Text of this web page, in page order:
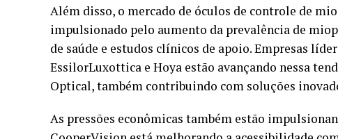
Além disso, o mercado de óculos de controle de
impulsionado pelo aumento da prevalência de
de saúde e estudos clínicos de apoio. Empresas
EssilorLuxottica e Hoya estão avançando nessa
Optical, também contribuindo com soluções
As pressões econômicas também estão